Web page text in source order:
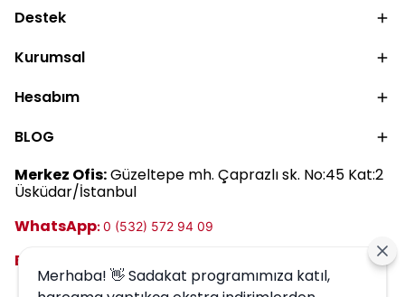
nemlendirici kullanımını
Destek
Kurumsal
Hesabım
BLOG
Merkez Ofis:Güzeltepe mh. Çaprazlı sk. No:45 Kat:2
Üsküdar/İstanbul
WhatsApp:0 (532) 572 94 09
E-posta:
Merhaba! 👋 Sadakat programımıza katıl,